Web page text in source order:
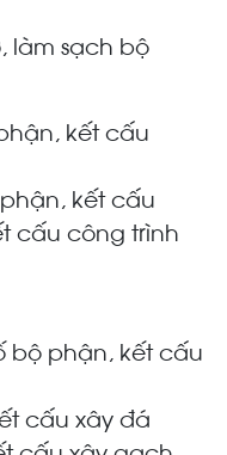
làm sạch bộ
kết cấu
kết cấu
cấu công trình
bộ phận, kết cấu
cấu xây đá